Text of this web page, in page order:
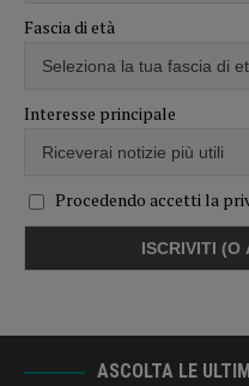
Fascia di età
Interesse principale
Procedendo accetti la
ASCOLTA LE